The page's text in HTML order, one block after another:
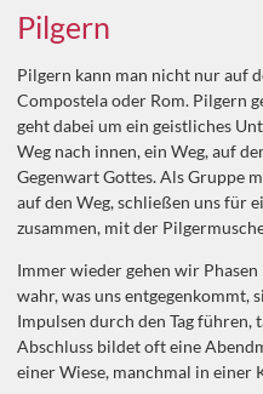
Pilgern
Pilgern kann man nicht nur auf
Compostela oder Rom. Pilgern
geht dabei um ein geistliches
Weg nach innen, ein Weg, auf
Gegenwart Gottes. Als Gruppe
auf den Weg, schließen uns für
zusammen, mit der
Immer wieder gehen wir
wahr, was uns entgegenkommt,
Impulsen durch den Tag führen,
Abschluss bildet oft eine
einer Wiese, manchmal in einer